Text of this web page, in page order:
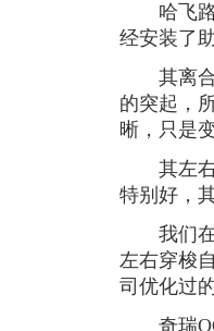
哈飞路
经安装了
其离合
的突起，
晰，只是
其左右
特别好，
我们在
左右穿梭
司优化过
奇瑞QQ